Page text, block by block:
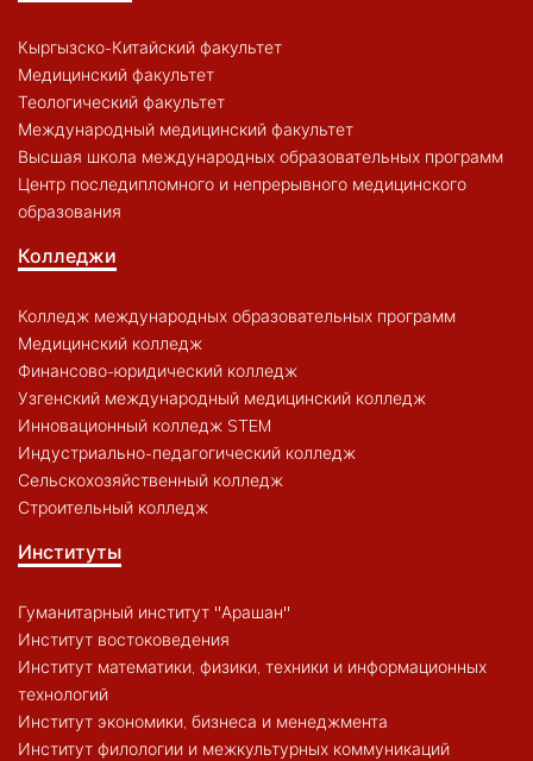
Кыргызско-Китайский факультет
Медицинский факультет
Теологический факультет
Международный медицинский факультет
Высшая школа международных образовательных программ
Центр последипломного и непрерывного медицинского
образования
Колледжи
Колледж международных образовательных программ
Медицинский колледж
Финансово-юридический колледж
Узгенский международный медицинский колледж
Инновационный колледж STEM
Индустриально-педагогический колледж
Сельскохозяйственный колледж
Строительный колледж
Институты
Гуманитарный институт "Арашан"
Институт востоковедения
Институт математики, физики, техники и информационных
технологий
Институт экономики, бизнеса и менеджмента
Институт филологии и межкультурных коммуникаций